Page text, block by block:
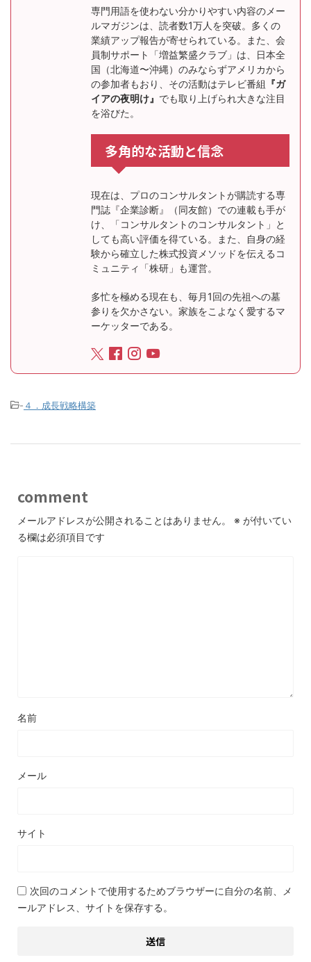
専門用語を使わない分かりやすい内容のメー
ルマガジンは、読者数1万人を突破。多くの
業績アップ報告が寄せられている。また、会
員制サポート「増益繁盛クラブ」は、日本全
国（北海道〜沖縄）のみならずアメリカから
の参加者もおり、その活動はテレビ番組 『ガ
イアの夜明け』 でも取り上げられ大きな注目
を浴びた。
多角的な活動と信念
現在は、プロのコンサルタントが購読する専
門誌『企業診断』（同友館）での連載も手が
け、「コンサルタントのコンサルタント」と
しても高い評価を得ている。また、自身の経
験から確立した株式投資メソッドを伝えるコ
ミュニティ「株研」も運営。
多忙を極める現在も、毎月1回の先祖への墓
参りを欠かさない。家族をこよなく愛するマ
ーケッターである。
- ４．成長戦略構築
comment
メールアドレスが公開されることはありません。 ※ が付いてい
る欄は必須項目です
名前
メール
サイト
次回のコメントで使用するためブラウザーに自分の名前、メ
ールアドレス、サイトを保存する。